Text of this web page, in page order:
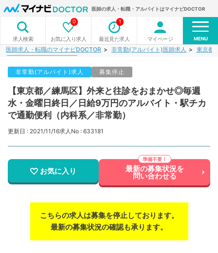
医師の求人・転職・アルバイトはマイナビDOCTOR
求人検索 お気に入り求人
0
最近見た求人
1
マイページ MENU
医師求人・転職のマイナビDOCTOR 非常勤(アルバイト)医師求人 東京都
非常勤(アルバイト)求人 募集停止
【東京都／練馬区】外来と往診をおまかせ◎毎週
水・金曜日終日／日給9万円のアルバイト・駅チカ
で通勤便利（内科系／非常勤）
更新日 : 2021/11/16求人No : 633181
お気に入り 最新の募集状況を
問い合わせる
こちらの求人は募集を停止しております。
最新の募集状況の確認も承ります。